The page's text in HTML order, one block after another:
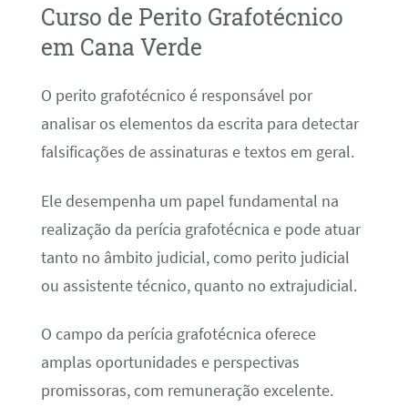
Curso de Perito Grafotécnico
em Cana Verde
O perito grafotécnico é responsável por
analisar os elementos da escrita para detectar
falsificações de assinaturas e textos em geral.
Ele desempenha um papel fundamental na
realização da perícia grafotécnica e pode atuar
tanto no âmbito judicial, como perito judicial
ou assistente técnico, quanto no extrajudicial.
O campo da perícia grafotécnica oferece
amplas oportunidades e perspectivas
promissoras, com remuneração excelente.